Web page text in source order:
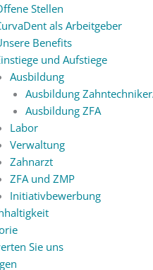
Stellen
als Arbeitgeber
Benefits
und Aufstiege
Ausbildung
Ausbildung
Ausbildung ZFA
Labor
Verwaltung
Zahnarzt
ZFA und ZMP
Initiativbewerbung
Sie uns